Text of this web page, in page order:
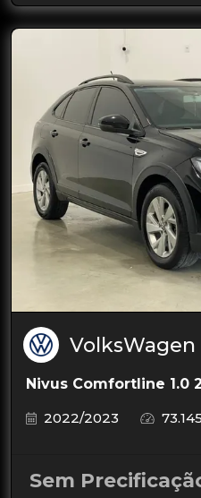
VolksWagen
Nivus Comfortline 1.0
2022/2023
Sem